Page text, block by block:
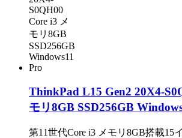
ThinkPad L15 Gen2 20X4-
モリ8GB SSD256GB
第11世代Core i3 メモリ8GB搭載15